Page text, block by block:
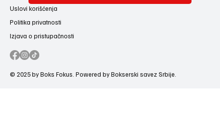
Uslovi korišćenja
Politika privatnosti
Izjava o pristupačnosti
© 2025 by Boks Fokus. Powered by Bokserski savez Srbije.